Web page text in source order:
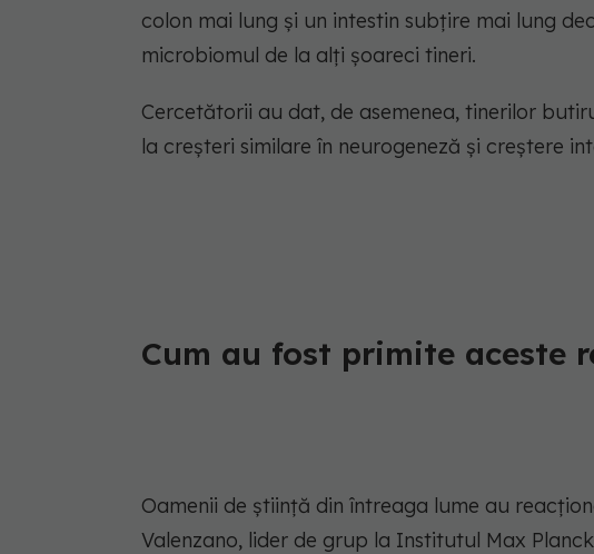
colon mai lung și un intestin subțire mai lung
microbiomul de la alți șoareci tineri.
Cercetătorii au dat, de asemenea, tinerilor
la creșteri similare în neurogeneză și creștere
Cum au fost primite aceste
Oamenii de știință din întreaga lume au
Valenzano, lider de grup la Institutul Max